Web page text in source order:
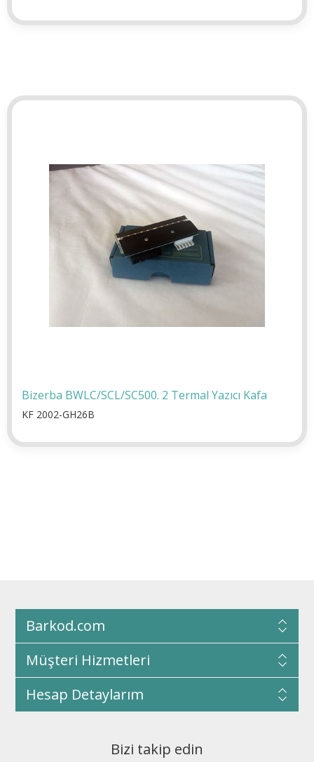
Bizerba BWLC/SCL/SC500. 2 Termal Yazıcı Kafa
KF 2002-GH26B
Barkod.com
Müşteri Hizmetleri
Hesap Detaylarım
Bizi takip edin